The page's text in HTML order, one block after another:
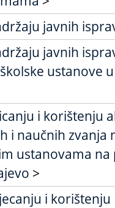
javnih
javnih
ustanove
i korištenju
i naučnih zvanja
ustanovama na
>
i korištenju